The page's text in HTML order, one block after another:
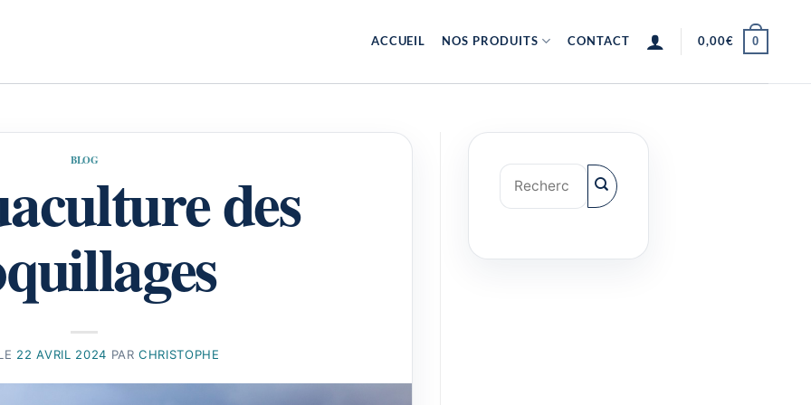
ACCUEIL NOS PRODUITS CONTACT 0,00€ 0
BLOG des
22 AVRIL 2024 PARCHRISTOPHE